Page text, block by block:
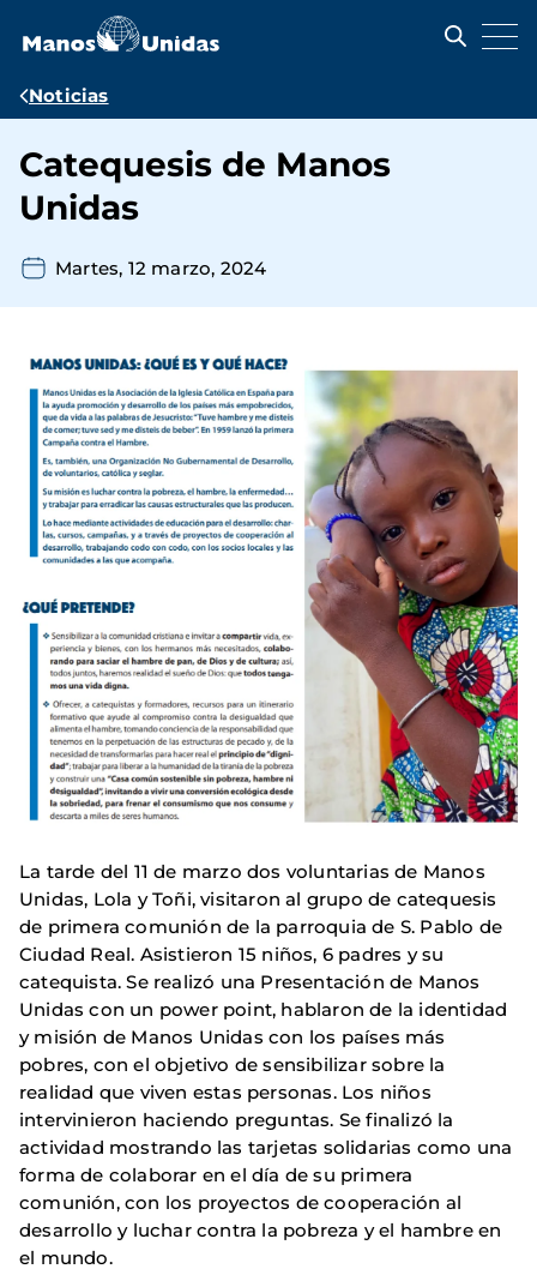
contenido
Ruta
navegación
Noticias
Catequesis de Manos
Unidas
Martes, 12 marzo, 2024
La tarde del 11 de marzo dos voluntarias de Manos
Unidas, Lola y Toñi, visitaron al grupo de catequesis
de primera comunión de la parroquia de S. Pablo de
Ciudad Real. Asistieron 15 niños, 6 padres y su
catequista. Se realizó una Presentación de Manos
Unidas con un power point, hablaron de la identidad
y misión de Manos Unidas con los países más
pobres, con el objetivo de sensibilizar sobre la
realidad que viven estas personas. Los niños
intervinieron haciendo preguntas. Se finalizó la
actividad mostrando las tarjetas solidarias como una
forma de colaborar en el día de su primera
comunión, con los proyectos de cooperación al
desarrollo y luchar contra la pobreza y el hambre en
el mundo.